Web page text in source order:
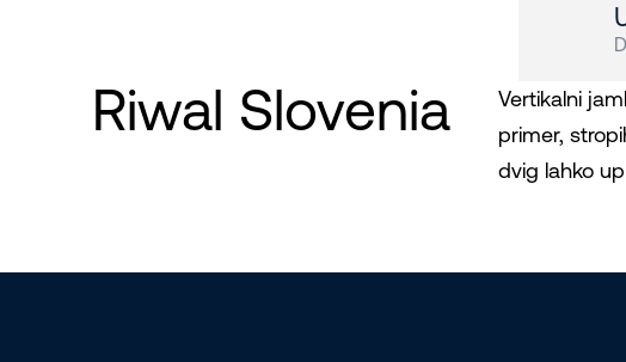
Riwal Slovenia
Vertikalni
primer,
dvig lahko